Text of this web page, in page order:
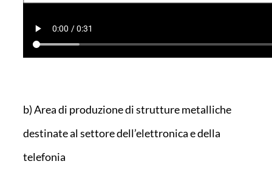
b) Area di produzione di strutture metalliche
destinate al settore dell’elettronica e della
telefonia